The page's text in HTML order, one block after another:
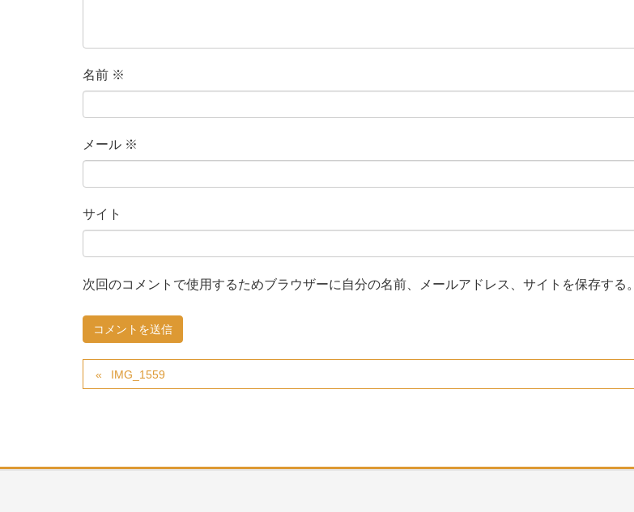
名前 ※
メール ※
サイト
次回のコメントで使用するためブラウザーに自分の名前、メールアドレス、サイトを保存する。
IMG_1559